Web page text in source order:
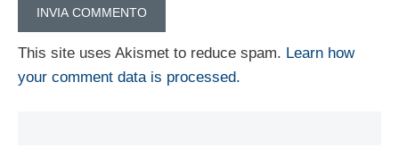
This site uses Akismet to reduce spam. Learn how
your comment data is processed.